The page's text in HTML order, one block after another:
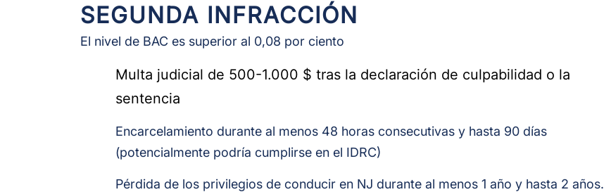
SEGUNDA INFRACCIÓN
El nivel de BAC es superior al 0,08 por ciento
Multa judicial de 500-1.000 $ tras la declaración de culpabilidad o la
sentencia
Encarcelamiento durante al menos 48 horas consecutivas y hasta 90 días
(potencialmente podría cumplirse en el IDRC)
Pérdida de los privilegios de conducir en NJ durante al menos 1 año y hasta 2 años.